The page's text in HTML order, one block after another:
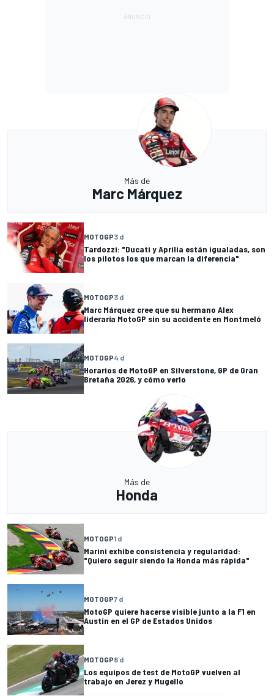
Más de
Marc Márquez
MOTOGP3 d
Tardozzi: "Ducati y Aprilia están igualadas, son
los pilotos los que marcan la diferencia"
MOTOGP3 d
Marc Márquez cree que su hermano Alex
lideraría MotoGP sin su accidente en Montmeló
MOTOGP4 d
Horarios de MotoGP en Silverstone, GP de Gran
Bretaña 2026, y cómo verlo
Más de
Honda
MOTOGP1 d
Marini exhibe consistencia y regularidad:
"Quiero seguir siendo la Honda más rápida"
MOTOGP7 d
MotoGP quiere hacerse visible junto a la F1 en
Austin en el GP de Estados Unidos
MOTOGP8 d
Los equipos de test de MotoGP vuelven al
trabajo en Jerez y Mugello